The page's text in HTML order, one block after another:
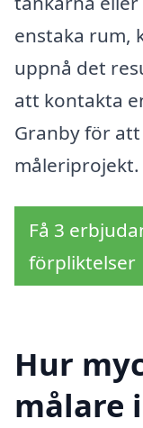
enstaka rum,
uppnå det
att kontakta
Granby för
måleriprojekt.
Få 3
förpliktelser
Hur
målare